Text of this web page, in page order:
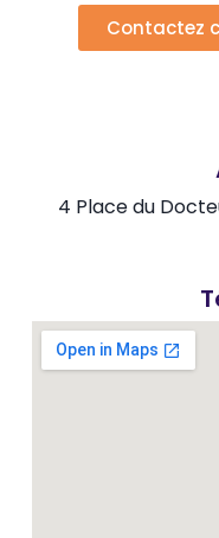
Contactez
4 Place du